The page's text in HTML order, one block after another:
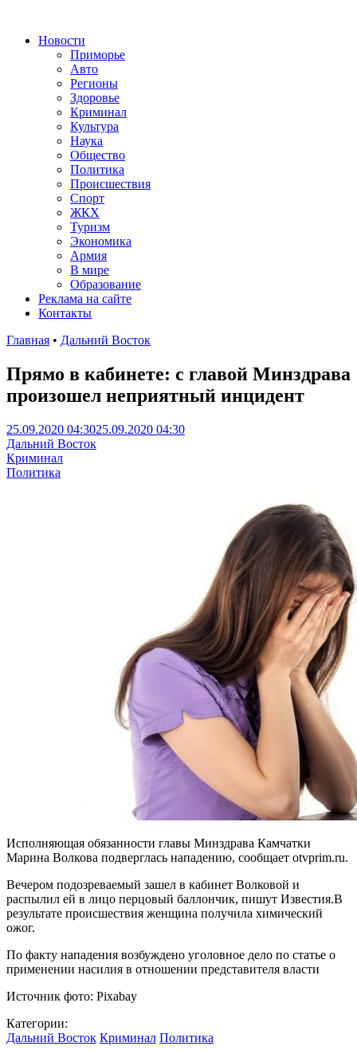
Новости
Приморье
Авто
Регионы
Здоровье
Криминал
Культура
Наука
Общество
Политика
Происшествия
Спорт
ЖКХ
Туризм
Экономика
Армия
В мире
Образование
Реклама на сайте
Контакты
Главная • Дальний Восток
Прямо в кабинете: с главой Минздрава
произошел неприятный инцидент
25.09.2020 04:3025.09.2020 04:30
Дальний Восток
Криминал
Политика
Исполняющая обязанности главы Минздрава Камчатки
Марина Волкова подверглась нападению, сообщает otvprim.ru.
Вечером подозреваемый зашел в кабинет Волковой и
распылил ей в лицо перцовый баллончик, пишут Известия.В
результате происшествия женщина получила химический
ожог.
По факту нападения возбуждено уголовное дело по статье о
применении насилия в отношении представителя власти
Источник фото: Pixabay
Категории:
Дальний Восток Криминал Политика